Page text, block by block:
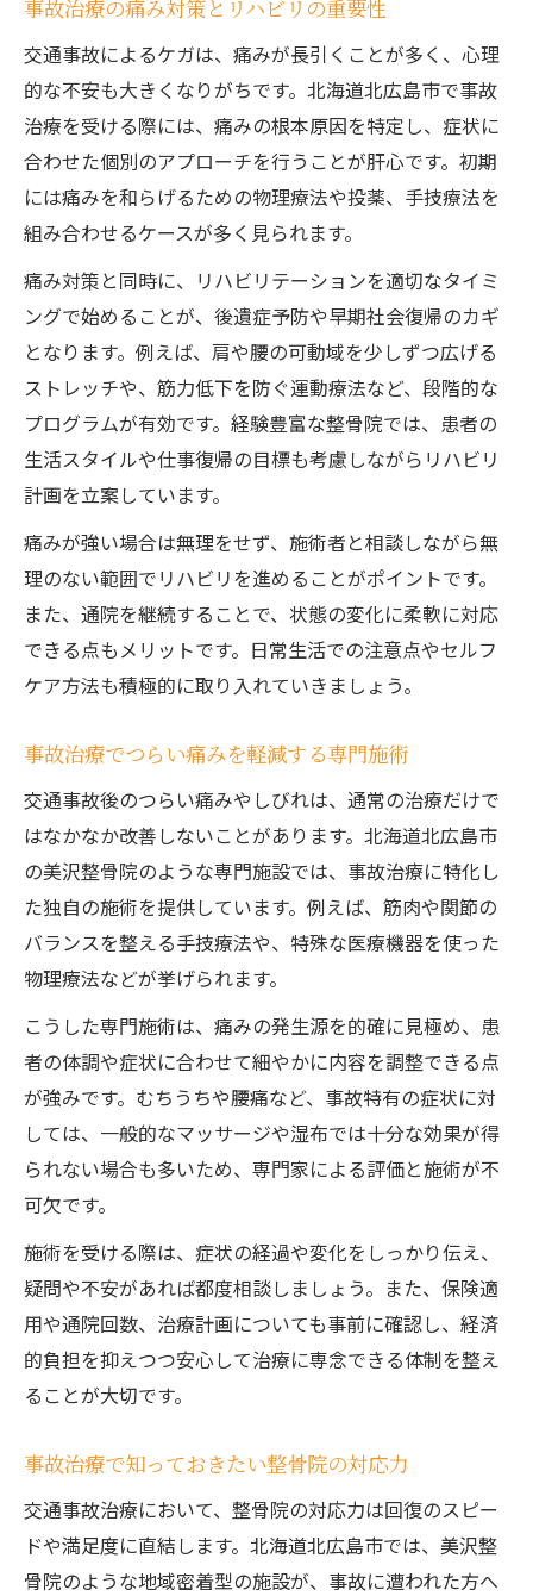
事故治療の痛み対策とリハビリの重要性
交通事故によるケガは、痛みが長引くことが多く、心理
的な不安も大きくなりがちです。北海道北広島市で事故
治療を受ける際には、痛みの根本原因を特定し、症状に
合わせた個別のアプローチを行うことが肝心です。初期
には痛みを和らげるための物理療法や投薬、手技療法を
組み合わせるケースが多く見られます。
痛み対策と同時に、リハビリテーションを適切なタイミ
ングで始めることが、後遺症予防や早期社会復帰のカギ
となります。例えば、肩や腰の可動域を少しずつ広げる
ストレッチや、筋力低下を防ぐ運動療法など、段階的な
プログラムが有効です。経験豊富な整骨院では、患者の
生活スタイルや仕事復帰の目標も考慮しながらリハビリ
計画を立案しています。
痛みが強い場合は無理をせず、施術者と相談しながら無
理のない範囲でリハビリを進めることがポイントです。
また、通院を継続することで、状態の変化に柔軟に対応
できる点もメリットです。日常生活での注意点やセルフ
ケア方法も積極的に取り入れていきましょう。
事故治療でつらい痛みを軽減する専門施術
交通事故後のつらい痛みやしびれは、通常の治療だけで
はなかなか改善しないことがあります。北海道北広島市
の美沢整骨院のような専門施設では、事故治療に特化し
た独自の施術を提供しています。例えば、筋肉や関節の
バランスを整える手技療法や、特殊な医療機器を使った
物理療法などが挙げられます。
こうした専門施術は、痛みの発生源を的確に見極め、患
者の体調や症状に合わせて細やかに内容を調整できる点
が強みです。むちうちや腰痛など、事故特有の症状に対
しては、一般的なマッサージや湿布では十分な効果が得
られない場合も多いため、専門家による評価と施術が不
可欠です。
施術を受ける際は、症状の経過や変化をしっかり伝え、
疑問や不安があれば都度相談しましょう。また、保険適
用や通院回数、治療計画についても事前に確認し、経済
的負担を抑えつつ安心して治療に専念できる体制を整え
ることが大切です。
事故治療で知っておきたい整骨院の対応力
交通事故治療において、整骨院の対応力は回復のスピー
ドや満足度に直結します。北海道北広島市では、美沢整
骨院のような地域密着型の施設が、事故に遭われた方へ